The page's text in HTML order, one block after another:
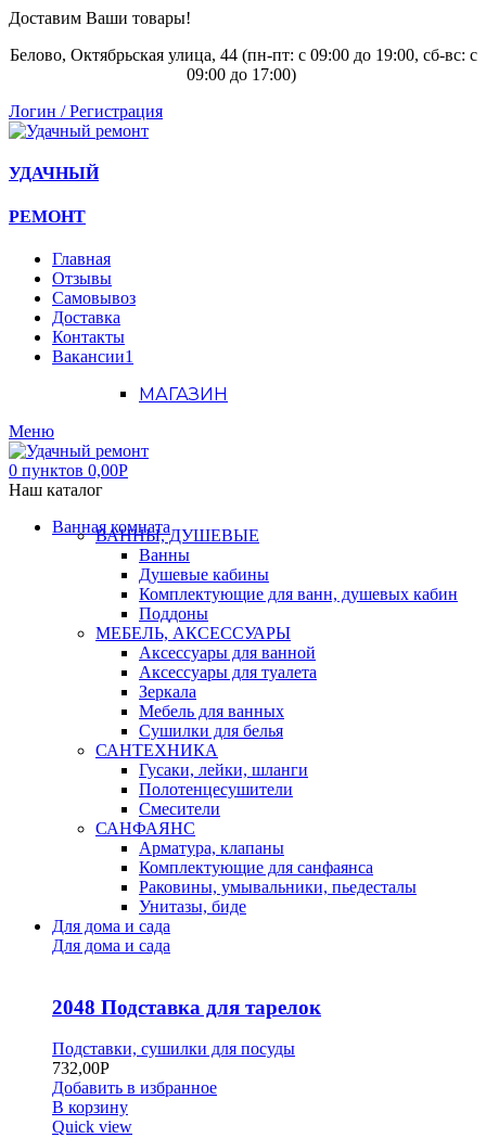
Доставим Ваши товары!
Белово, Октябрьская улица, 44 (пн-пт: с 09:00 до 19:00, сб-вс: с
09:00 до 17:00)
Логин / Регистрация
УДАЧНЫЙ
РЕМОНТ
Главная
Отзывы
Самовывоз
Доставка
Контакты
Вакансии1
МАГАЗИН
Меню
0 пунктов 0,00Р
Наш каталог
Ванная комната
ВАННЫ, ДУШЕВЫЕ
Ванны
Душевые кабины
Комплектующие для ванн, душевых кабин
Поддоны
МЕБЕЛЬ, АКСЕССУАРЫ
Аксессуары для ванной
Аксессуары для туалета
Зеркала
Мебель для ванных
Сушилки для белья
САНТЕХНИКА
Гусаки, лейки, шланги
Полотенцесушители
Смесители
САНФАЯНС
Арматура, клапаны
Комплектующие для санфаянса
Раковины, умывальники, пьедесталы
Унитазы, биде
Для дома и сада
Для дома и сада
2048 Подставка для тарелок
Подставки, сушилки для посуды
732,00Р
Добавить в избранное
В корзину
Quick view